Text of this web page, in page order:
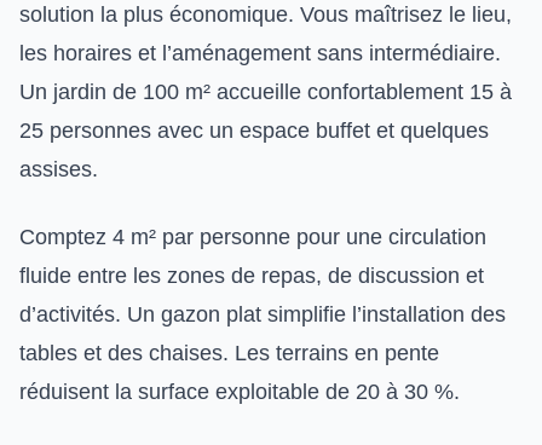
solution la plus économique. Vous maîtrisez le lieu,
les horaires et l’aménagement sans intermédiaire.
Un jardin de 100 m² accueille confortablement 15 à
25 personnes avec un espace buffet et quelques
assises.
Comptez 4 m² par personne pour une circulation
fluide entre les zones de repas, de discussion et
d’activités. Un gazon plat simplifie l’installation des
tables et des chaises. Les terrains en pente
réduisent la surface exploitable de 20 à 30 %.